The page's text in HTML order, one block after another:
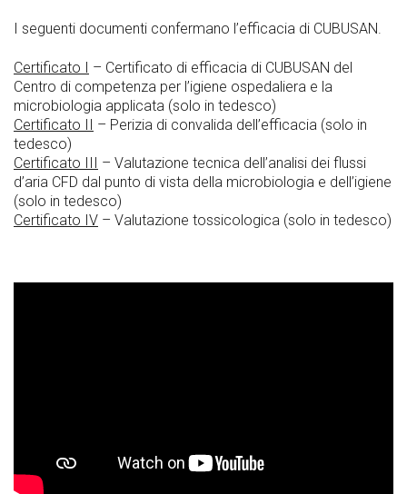
I seguenti documenti confermano l’efficacia di CUBUSAN.
Certificato I
– Certificato di efficacia di CUBUSAN del
Centro di competenza per l’igiene ospedaliera e la
microbiologia applicata (solo in tedesco)
Certificato II
– Perizia di convalida dell’efficacia (solo in
tedesco)
Certificato III
– Valutazione tecnica dell’analisi dei flussi
d’aria CFD dal punto di vista della microbiologia e dell’igiene
(solo in tedesco)
Certificato IV – Valutazione tossicologica (solo in tedesco)